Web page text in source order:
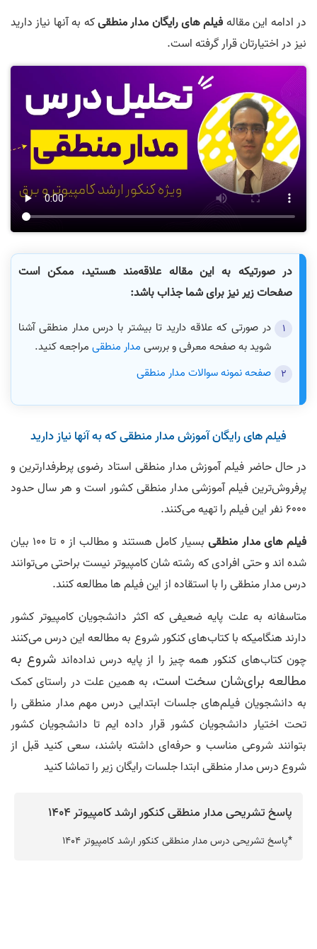
در ادامه این مقالهفیلم های رایگان مدار منطقیکه به آنها نیاز دارید
نیز در اختیارتان قرار گرفته است.
در صورتیکه به این مقاله علاقه‌مند هستید، ممکن است
صفحات زیر نیز برای شما جذاب باشد:
در صورتی که علاقه دارید تا بیشتر با درس مدار منطقی آشنا
شوید به صفحه معرفی و بررسی مدار منطقی مراجعه کنید.
صفحه نمونه سوالات مدار منطقی
فیلم های رایگان آموزش مدار منطقی که به آنها نیاز دارید
در حال حاضر فیلم آموزش مدار منطقی استاد رضوی پرطرفدارترین و
پرفروش‌ترین فیلم آموزشی مدار منطقی کشور است و هر سال حدود
۶۰۰۰ نفر این فیلم را تهیه می‌کنند.
فیلم های مدار منطقی
بسیار کامل هستند و مطالب از 0 تا 100 بیان
شده اند و حتی افرادی که رشته شان کامپیوتر نیست براحتی می‌توانند
درس مدار منطقی را با استقاده از این فیلم ها مطالعه کنند.
متاسفانه به علت پایه ضعیفی که اکثر دانشجویان کامپیوتر کشور
دارند هنگامیکه با کتاب‌های کنکور شروع به مطالعه این درس می‌کنند
چون کتاب‌های کنکور همه چیز را از پایه درس نداده‌‌اند شروع به
مطالعه برای‌شان سخت است، به همین علت در راستای کمک
به دانشجویان فیلم‌های جلسات ابتدایی درس مهم مدار منطقی را
تحت اختیار دانشجویان کشور قرار داده ایم تا دانشجویان کشور
بتوانند شروعی مناسب و حرفه‌ای داشته باشند، سعی کنید قبل از
شروع درس مدار منطقی ابتدا جلسات رایگان زیر را تماشا کنید
پاسخ تشریحی مدار منطقی کنکور ارشد کامپیوتر 1404
‪پاسخ تشریحی درس مدار منطقی کنکور ارشد کامپیوتر 1404*